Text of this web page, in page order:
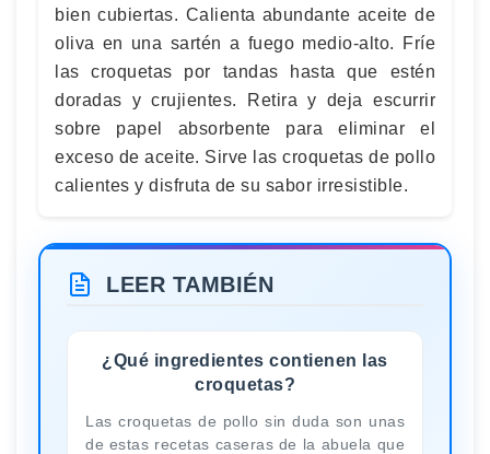
bien cubiertas. Calienta abundante aceite de
oliva en una sartén a fuego medio-alto. Fríe
las croquetas por tandas hasta que estén
doradas y crujientes. Retira y deja escurrir
sobre papel absorbente para eliminar el
exceso de aceite. Sirve las croquetas de pollo
calientes y disfruta de su sabor irresistible.
LEER TAMBIÉN
¿Qué ingredientes contienen las
croquetas?
Las croquetas de pollo sin duda son unas
de estas recetas caseras de la abuela que